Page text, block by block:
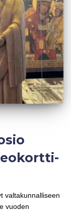
valtakunnalliseen
vuoden